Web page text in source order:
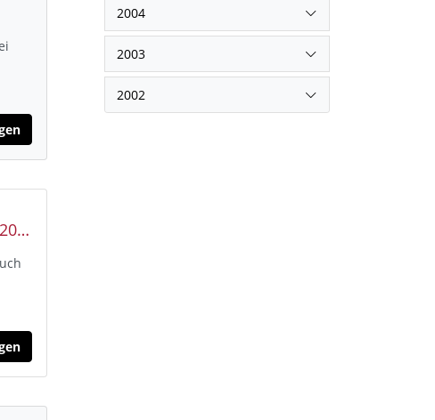
HLV- BILDUNGSANGEBOTE AKTUELL (August- Oktober 2026)
2004
2003
2002